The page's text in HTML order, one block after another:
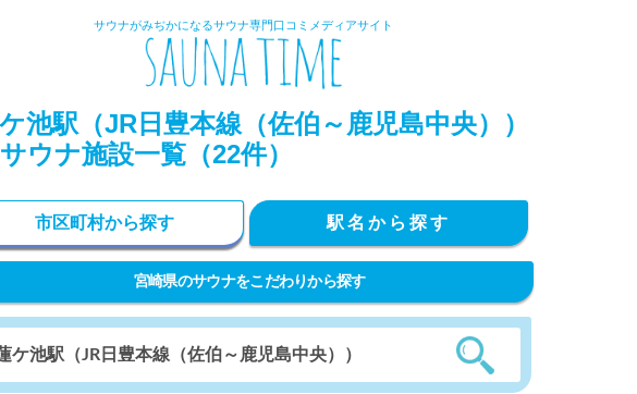
サウナがみぢかになるサウナ専門口コミメディアサイト
池駅（JR日豊本線（佐伯～鹿児島中央））
ウナ施設一覧（22件）
市区町村から探す 駅名から探す
宮崎県のサウナをこだわりから探す